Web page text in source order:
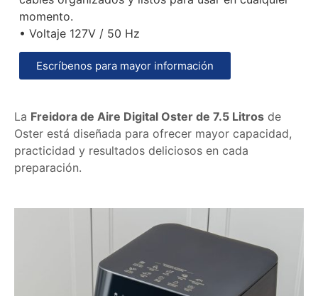
momento.
• Voltaje 127V / 50 Hz
Escríbenos para mayor información
La Freidora de Aire Digital Oster de 7.5 Litros de
Oster está diseñada para ofrecer mayor capacidad,
practicidad y resultados deliciosos en cada
preparación.